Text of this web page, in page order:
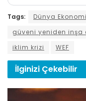
Tags:
Dünya
güveni yeniden inşa
iklim krizi
WEF
İlginizi Çekebilir